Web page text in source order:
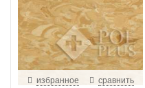
избранное сравнить